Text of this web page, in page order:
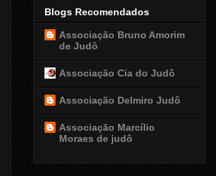
Blogs Recomendados
Associação Bruno Amorim
de Judô
Associação Cia do Judô
Associação Delmiro Judô
Associação Marcílio
Moraes de judô